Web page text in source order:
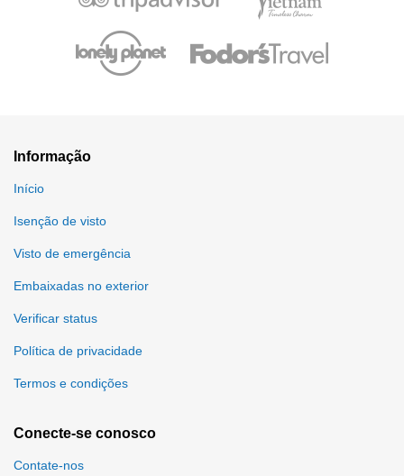
Informação
Início
Isenção de visto
Visto de emergência
Embaixadas no exterior
Verificar status
Política de privacidade
Termos e condições
Conecte-se conosco
Contate-nos